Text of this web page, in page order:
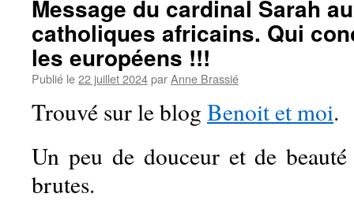
Message du cardinal Sarah
catholiques africains. Qui
les européens !!!
Publié le22 juillet 2024parAnne Brassié
Trouvé sur le blog Benoit et moi.
Un peu de douceur et de
brutes.